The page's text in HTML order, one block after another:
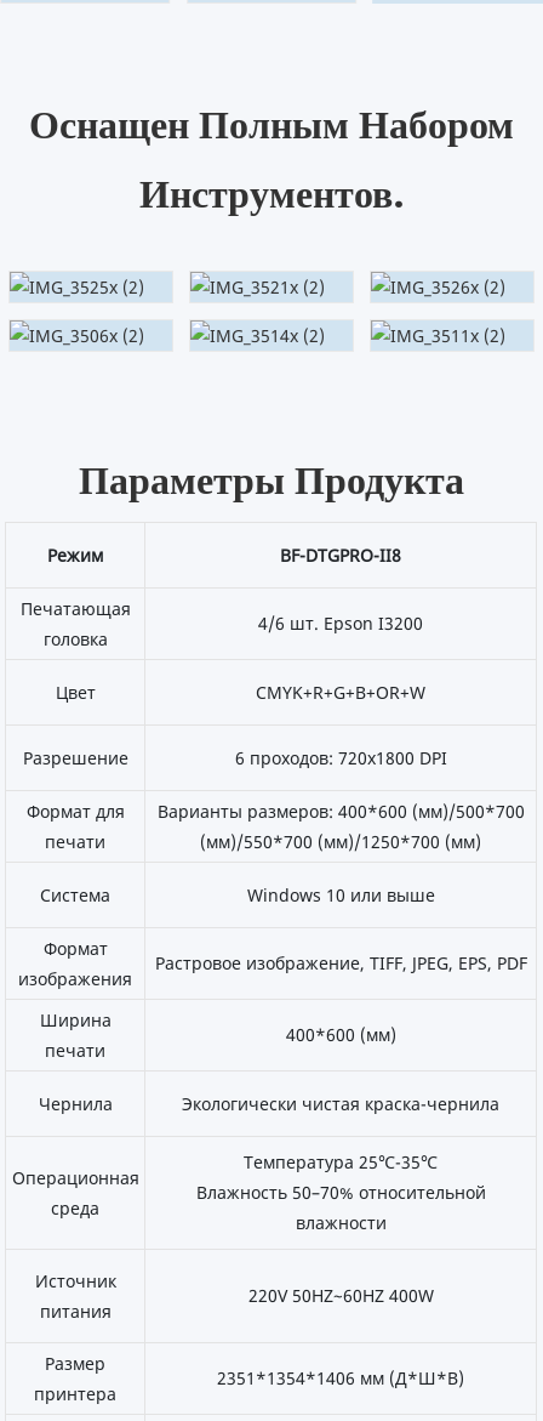
Оснащен Полным Набором
Инструментов.
Параметры Продукта
Режим BF-DTGPRO-II8
Печатающая
головка
4/6 шт. Epson I3200
Цвет CMYK+R+G+B+OR+W
Разрешение 6 проходов: 720x1800 DPI
Формат для
печати
Варианты размеров: 400*600 (мм)/500*700
(мм)/550*700 (мм)/1250*700 (мм)
Система Windows 10 или выше
Формат
изображения
Растровое изображение, TIFF, JPEG, EPS, PDF
Ширина
печати
400*600 (мм)
Чернила Экологически чистая краска-чернила
Операционная
среда
Температура 25℃-35℃
Влажность 50–70% относительной
влажности
Источник
питания
220V 50HZ~60HZ 400W
Размер
принтера
2351*1354*1406 мм (Д*Ш*В)